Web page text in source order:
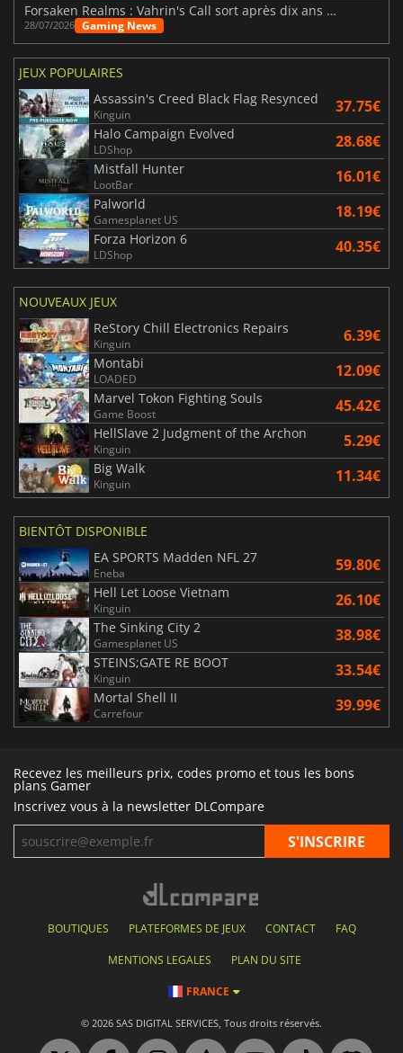
Forsaken Realms : Vahrin's Call sort après dix ans de développement
28/07/2026 Gaming News
JEUX POPULAIRES
Assassin's Creed Black Flag Resynced
Kinguin 37.75€
Halo Campaign Evolved
LDShop 28.68€
Mistfall Hunter
LootBar 16.01€
Palworld
Gamesplanet US 18.19€
Forza Horizon 6
LDShop 40.35€
NOUVEAUX JEUX
ReStory Chill Electronics Repairs
Kinguin 6.39€
Montabi
LOADED 12.09€
Marvel Tokon Fighting Souls
Game Boost 45.42€
HellSlave 2 Judgment of the Archon
Kinguin 5.29€
Big Walk
Kinguin 11.34€
BIENTÔT DISPONIBLE
EA SPORTS Madden NFL 27
Eneba 59.80€
Hell Let Loose Vietnam
Kinguin 26.10€
The Sinking City 2
Gamesplanet US 38.98€
STEINS;GATE RE BOOT
Kinguin 33.54€
Mortal Shell II
Carrefour 39.99€
Recevez les meilleurs prix, codes promo et tous les bons
plans Gamer
Inscrivez vous à la newsletter DLCompare
BOUTIQUES PLATEFORMES DE JEUX CONTACT FAQ
MENTIONS LEGALES PLAN DU SITE
FRANCE
© 2026 SAS DIGITAL SERVICES, Tous droits réservés.